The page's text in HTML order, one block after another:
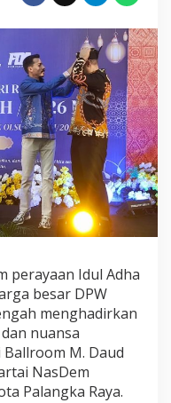
perayaan Idul Adha
besar DPW
menghadirkan
nuansa
M. Daud
NasDem
Palangka Raya.